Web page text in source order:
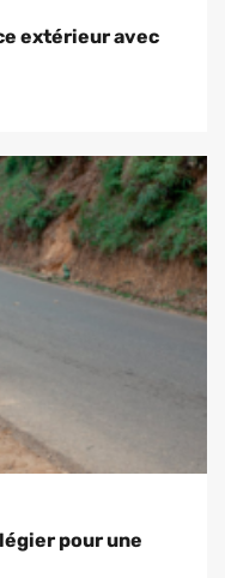
extérieur avec
pour une